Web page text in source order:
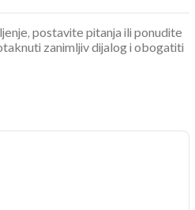
postavite pitanja ili ponudite
zanimljiv dijalog i obogatiti